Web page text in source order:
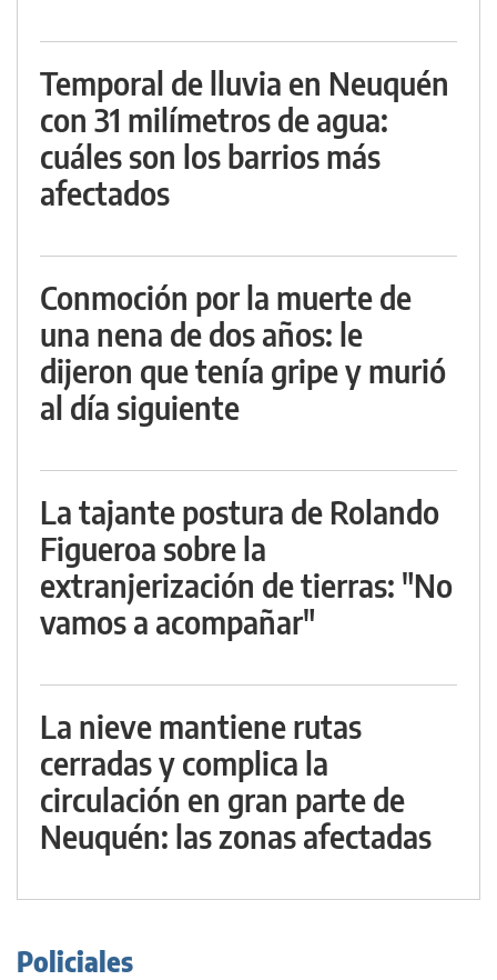
Temporal de lluvia en Neuquén
con 31 milímetros de agua:
cuáles son los barrios más
afectados
Conmoción por la muerte de
una nena de dos años: le
dijeron que tenía gripe y murió
al día siguiente
La tajante postura de Rolando
Figueroa sobre la
extranjerización de tierras: "No
vamos a acompañar"
La nieve mantiene rutas
cerradas y complica la
circulación en gran parte de
Neuquén: las zonas afectadas
Policiales